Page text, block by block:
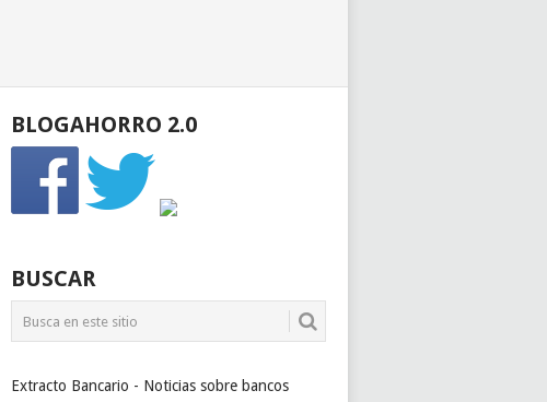
BLOGAHORRO 2.0
BUSCAR
Extracto Bancario - Noticias sobre bancos